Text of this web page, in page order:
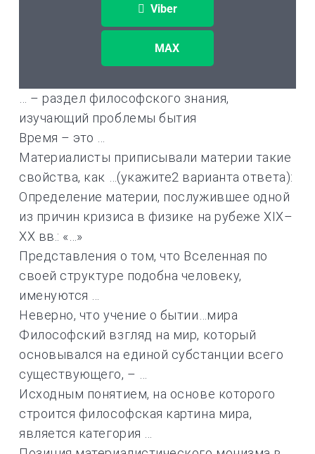
Viber
MAX
… – раздел философского знания,
изучающий проблемы бытия
Время – это …
Материалисты приписывали материи такие
свойства, как …(укажите2 варианта ответа):
Определение материи, послужившее одной
из причин кризиса в физике на рубеже ХIХ–
ХХ вв.: «…»
Представления о том, что Вселенная по
своей структуре подобна человеку,
именуются …
Неверно, что учение о бытии…мира
Философский взгляд на мир, который
основывался на единой субстанции всего
существующего, – …
Исходным понятием, на основе которого
строится философская картина мира,
является категория …